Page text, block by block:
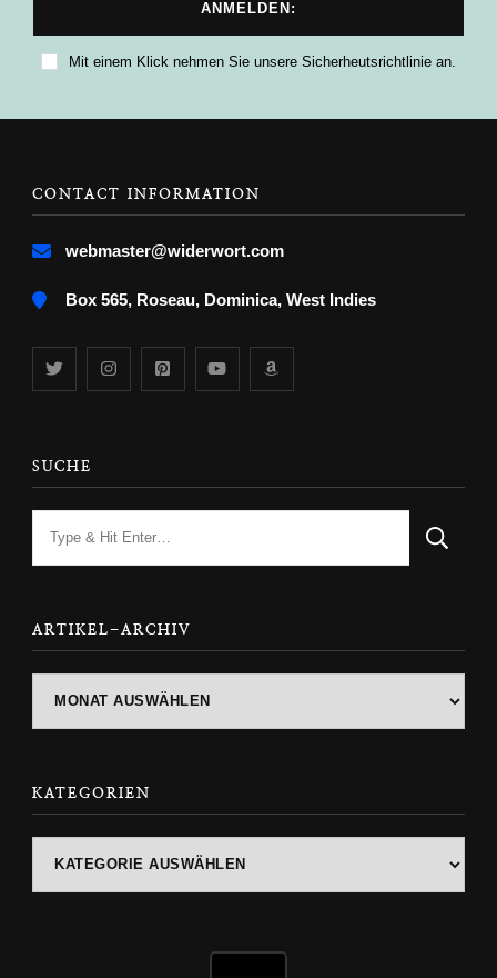
Mit einem Klick nehmen Sie unsere Sicherheutsrichtlinie an.
CONTACT INFORMATION
webmaster@widerwort.com
Box 565, Roseau, Dominica, West Indies
SUCHE
ARTIKEL-ARCHIV
KATEGORIEN